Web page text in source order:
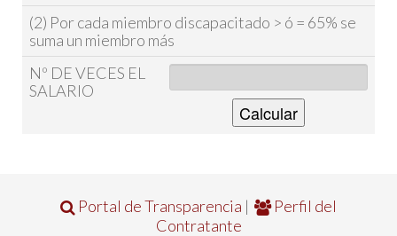
(2) Por cada miembro discapacitado > ó = 65% se
suma un miembro más
Nº DE VECES EL
SALARIO
Portal de Transparencia |
Perfil del
Contratante